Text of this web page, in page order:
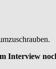
Interview